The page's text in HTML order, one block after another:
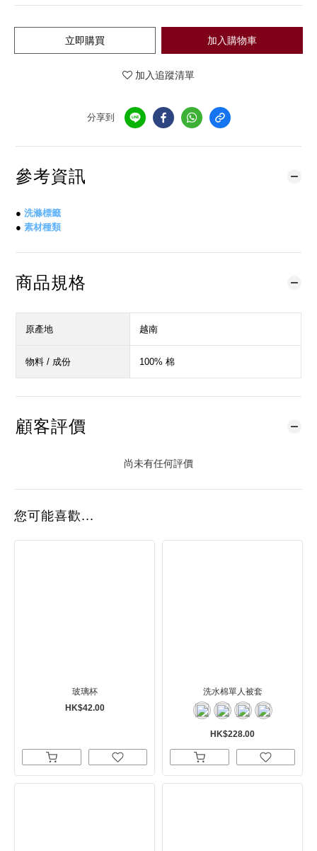
加入購物車
立即購買
加入追蹤清單
分享到
參考資訊
● 洗滌標籤
● 素材種類
商品規格
原產地 越南
物料 / 成份 100% 棉
顧客評價
尚未有任何評價
您可能喜歡...
玻璃杯
HK$42.00
洗水棉單人被套
HK$228.00